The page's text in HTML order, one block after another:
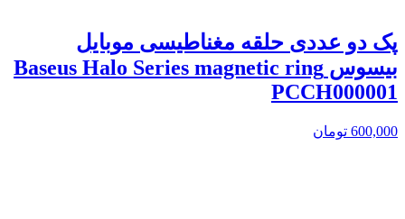
پک دو عددی حلقه مغناطیسی موبایل
بیسوس Baseus Halo Series magnetic ring
PCCH000001
600,000 تومان